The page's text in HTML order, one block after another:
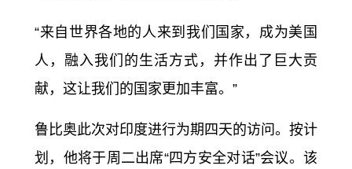
“来自世界各地的人来到我们国家，成为美国
人，融入我们的生活方式，并作出了巨大贡
献，这让我们的国家更加丰富。”
鲁比奥此次对印度进行为期四天的访问。按计
划，他将于周二出席“四方安全对话”会议。该